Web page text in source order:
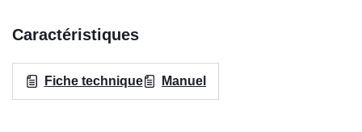
Caractéristiques
Fiche technique Manuel